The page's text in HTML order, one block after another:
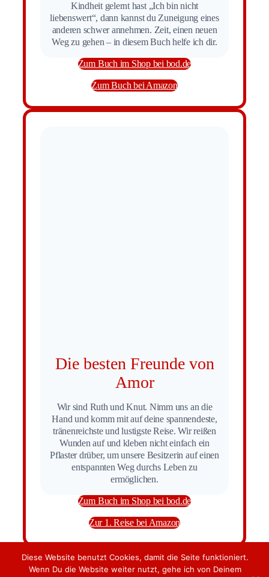
Kindheit gelernt hast „Ich bin nicht
liebenswert“, dann kannst du Zuneigung eines
anderen schwer annehmen. Zeit, einen neuen
Weg zu gehen – in diesem Buch helfe ich dir.
Zum Buch im Shop bei bod.de
Zum Buch bei Amazon
Die besten Freunde von
Amor
Wir sind Ruth und Knut. Nimm uns an die
Hand und komm mit auf deine spannendeste,
tränenreichste und lustigste Reise. Wir reißen
Wunden auf und kleben nicht einfach ein
Pflaster drüber, um unsere Besitzerin auf einen
entspannten Weg durchs Leben zu
ermöglichen.
Zum Buch im Shop bei bod.de
Zur 1. Reise bei Amazon
Diese Website benutzt Cookies, damit die Seite funktioniert.
Wenn Du die Website weiter nutzt, gehe ich von Deinem